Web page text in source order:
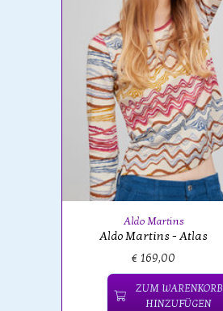
Aldo Martins
Aldo Martins - Atlas
€ 169,00
ZUM WARENKORB
HINZUFÜGEN